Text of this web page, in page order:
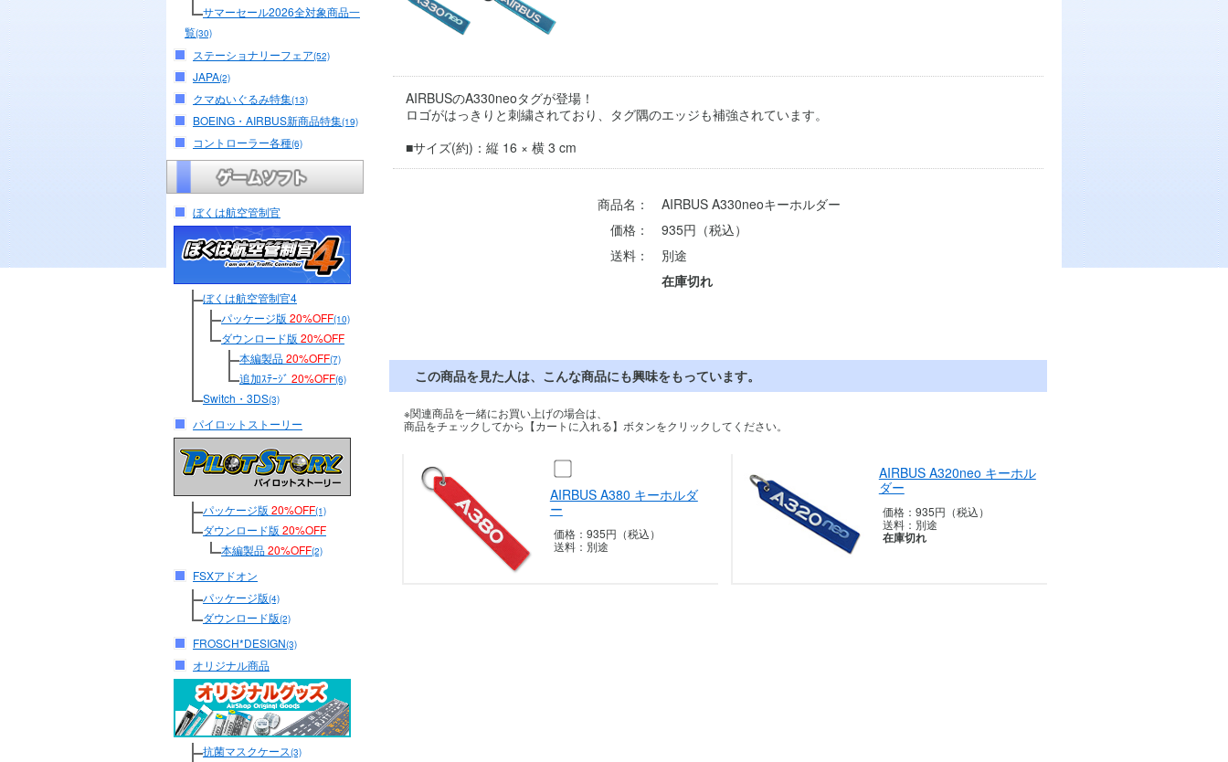
サマーセール2026全対象商品一
覧(30)
ステーショナリーフェア(52)
JAPA(2)
クマぬいぐるみ特集(13)
BOEING・AIRBUS新商品特集(19)
コントローラー各種(6)
ぼくは航空管制官
ぼくは航空管制官4
パッケージ版 20%OFF(10)
ダウンロード版 20%OFF
本編製品20%OFF(7)
追加ｽﾃｰｼﾞ 20%OFF(6)
Switch・3DS(3)
パイロットストーリー
パッケージ版 20%OFF(1)
ダウンロード版 20%OFF
本編製品20%OFF(2)
FSXアドオン
パッケージ版(4)
ダウンロード版(2)
FROSCH*DESIGN(3)
オリジナル商品
抗菌マスクケース(3)
AIRBUSのA330neoタグが登場！
ロゴがはっきりと刺繍されており、タグ隅のエッジも補強されています。
■サイズ(約)：縦 16 × 横 3 cm
商品名：
AIRBUS A330neoキーホルダー
価格：
935円（税込）
送料：
別途
在庫切れ
この商品を見た人は、こんな商品にも興味をもっています。
※関連商品を一緒にお買い上げの場合は、
商品をチェックしてから【カートに入れる】ボタンをクリックしてください。
AIRBUS A380 キーホルダ
ー
価格： 935円（税込）
送料： 別途
AIRBUS A320neo キーホル
ダー
価格： 935円（税込）
送料： 別途
在庫切れ